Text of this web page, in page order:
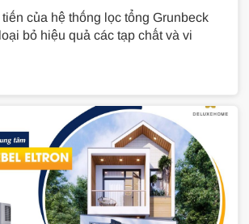
của hệ thống lọc tổng Grunbeck
bỏ hiệu quả các tạp chất và vi